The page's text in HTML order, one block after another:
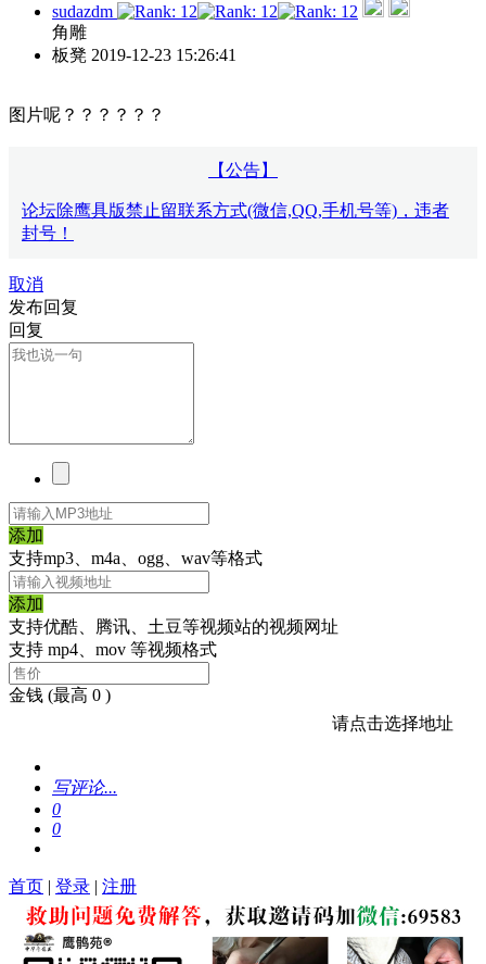
sudazdm
角雕
板凳 2019-12-23 15:26:41
图片呢？？？？？？
【公告】
论坛除鹰具版禁止留联系方式(微信,QQ,手机号等)，违者
封号！
取消
发布回复
回复
添加
支持mp3、m4a、ogg、wav等格式
添加
支持优酷、腾讯、土豆等视频站的视频网址
支持 mp4、mov 等视频格式
金钱 (最高 0 )
请点击选择地址
写评论...
0
0
首页 | 登录 | 注册